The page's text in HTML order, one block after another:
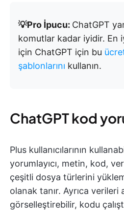
💡Pro İpucu: ChatGPT
komutlar kadar iyidir. En
için ChatGPT için bu
şablonlarını kullanın.
ChatGPT kod
Plus kullanıcılarının
yorumlayıcı, metin, kod,
çeşitli dosya türlerini
olanak tanır. Ayrıca verileri
görselleştirebilir, kodu